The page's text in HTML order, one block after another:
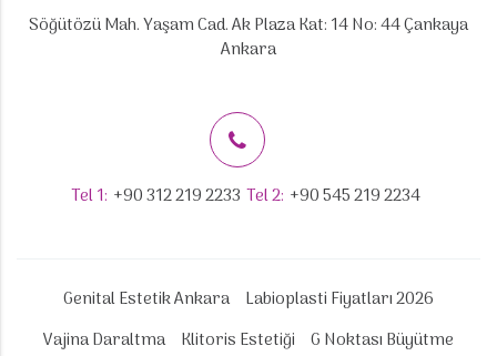
Söğütözü Mah. Yaşam Cad. Ak Plaza Kat: 14 No: 44 Çankaya
Ankara
Tel 1: +90 312 219 2233 Tel 2: +90 545 219 2234
Genital Estetik Ankara
Labioplasti Fiyatları 2026
Vajina Daraltma
Klitoris Estetiği
G Noktası Büyütme